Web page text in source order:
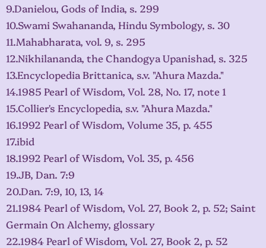
9.Danielou, Gods of India, s. 299
10.Swami Swahananda, Hindu Symbology, s. 30
11.Mahabharata, vol. 9, s. 295
12.Nikhilananda, the Chandogya Upanishad, s. 325
13.Encyclopedia Brittanica, s.v. "Ahura Mazda."
14.1985 Pearl of Wisdom, Vol. 28, No. 17, note 1
15.Collier's Encyclopedia, s.v. "Ahura Mazda."
16.1992 Pearl of Wisdom, Volume 35, p. 455
17.ibid
18.1992 Pearl of Wisdom, Vol. 35, p. 456
19.JB, Dan. 7:9
20.Dan. 7:9, 10, 13, 14
21.1984 Pearl of Wisdom, Vol. 27, Book 2, p. 52; Saint
Germain On Alchemy, glossary
22.1984 Pearl of Wisdom, Vol. 27, Book 2, p. 52